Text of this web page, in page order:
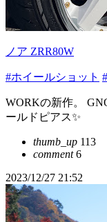
ノア ZRR80W
#ホイールショット
WORKの新作。
ールドピアス✨
thumb_up 113
comment6
2023/12/27 21:52